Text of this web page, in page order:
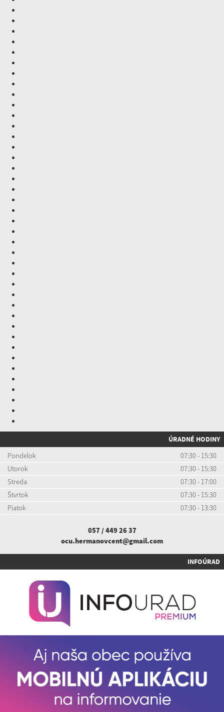
ÚRADNÉ HODINY
Pondelok
07:30 - 15:30
Utorok
07:30 - 15:30
Streda
07:30 - 17:00
Štvrtok
07:30 - 15:30
Piatok
07:30 - 13:30
057 / 449 26 37
ocu.hermanovcent@gmail.com
INFOÚRAD